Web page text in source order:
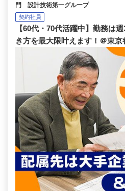
門 設計技術第一グループ
契約社員
【60代・70代活躍中】勤務は
き方を最大限叶えます！＠東京